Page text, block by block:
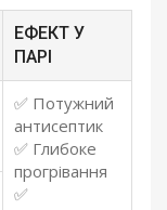
ЕФЕКТ У
ПАРІ
✅ Потужний
антисептик
✅ Глибоке
прогрівання
✅